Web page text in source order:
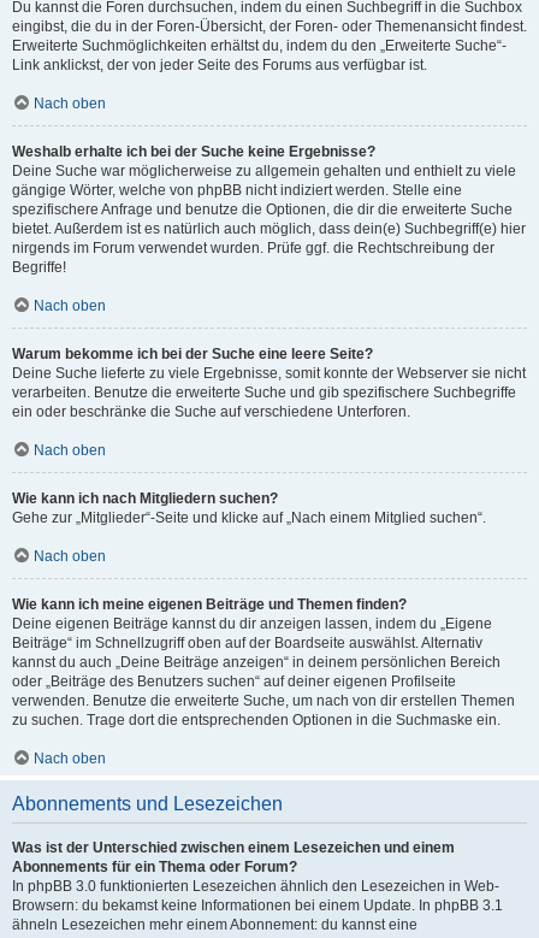
Du kannst die Foren durchsuchen, indem du einen Suchbegriff in die Suchbox
eingibst, die du in der Foren-Übersicht, der Foren- oder Themenansicht findest.
Erweiterte Suchmöglichkeiten erhältst du, indem du den „Erweiterte Suche“-
Link anklickst, der von jeder Seite des Forums aus verfügbar ist.
Nach oben
Weshalb erhalte ich bei der Suche keine Ergebnisse?
Deine Suche war möglicherweise zu allgemein gehalten und enthielt zu viele
gängige Wörter, welche von phpBB nicht indiziert werden. Stelle eine
spezifischere Anfrage und benutze die Optionen, die dir die erweiterte Suche
bietet. Außerdem ist es natürlich auch möglich, dass dein(e) Suchbegriff(e) hier
nirgends im Forum verwendet wurden. Prüfe ggf. die Rechtschreibung der
Begriffe!
Nach oben
Warum bekomme ich bei der Suche eine leere Seite?
Deine Suche lieferte zu viele Ergebnisse, somit konnte der Webserver sie nicht
verarbeiten. Benutze die erweiterte Suche und gib spezifischere Suchbegriffe
ein oder beschränke die Suche auf verschiedene Unterforen.
Nach oben
Wie kann ich nach Mitgliedern suchen?
Gehe zur „Mitglieder“-Seite und klicke auf „Nach einem Mitglied suchen“.
Nach oben
Wie kann ich meine eigenen Beiträge und Themen finden?
Deine eigenen Beiträge kannst du dir anzeigen lassen, indem du „Eigene
Beiträge“ im Schnellzugriff oben auf der Boardseite auswählst. Alternativ
kannst du auch „Deine Beiträge anzeigen“ in deinem persönlichen Bereich
oder „Beiträge des Benutzers suchen“ auf deiner eigenen Profilseite
verwenden. Benutze die erweiterte Suche, um nach von dir erstellen Themen
zu suchen. Trage dort die entsprechenden Optionen in die Suchmaske ein.
Nach oben
Abonnements und Lesezeichen
Was ist der Unterschied zwischen einem Lesezeichen und einem
Abonnements für ein Thema oder Forum?
In phpBB 3.0 funktionierten Lesezeichen ähnlich den Lesezeichen in Web-
Browsern: du bekamst keine Informationen bei einem Update. In phpBB 3.1
ähneln Lesezeichen mehr einem Abonnement: du kannst eine